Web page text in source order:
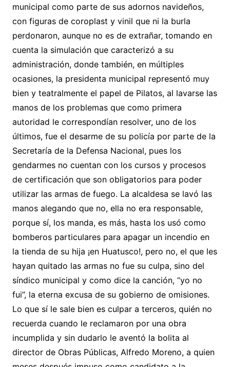
municipal como parte de sus adornos navideños,
con figuras de coroplast y vinil que ni la burla
perdonaron, aunque no es de extrañar, tomando en
cuenta la simulación que caracterizó a su
administración, donde también, en múltiples
ocasiones, la presidenta municipal representó muy
bien y teatralmente el papel de Pilatos, al lavarse las
manos de los problemas que como primera
autoridad le correspondían resolver, uno de los
últimos, fue el desarme de su policía por parte de la
Secretaría de la Defensa Nacional, pues los
gendarmes no cuentan con los cursos y procesos
de certificación que son obligatorios para poder
utilizar las armas de fuego. La alcaldesa se lavó las
manos alegando que no, ella no era responsable,
porque sí, los manda, es más, hasta los usó como
bomberos particulares para apagar un incendio en
la tienda de su hija ¡en Huatusco!, pero no, el que les
hayan quitado las armas no fue su culpa, sino del
síndico municipal y como dice la canción, “yo no
fui”, la eterna excusa de su gobierno de omisiones.
Lo que sí le sale bien es culpar a terceros, quién no
recuerda cuando le reclamaron por una obra
incumplida y sin dudarlo le aventó la bolita al
director de Obras Públicas, Alfredo Moreno, a quien